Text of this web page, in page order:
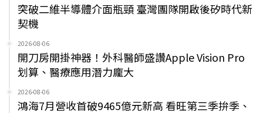
突破二維半導體介面瓶頸 臺灣團隊開啟後矽時代新
契機
2026-08-06
開刀房開掛神器！外科醫師盛讚Apple Vision Pro
划算、醫療應用潛力龐大
2026-08-06
鴻海7月營收首破9465億元新高 看旺第三季拚季、